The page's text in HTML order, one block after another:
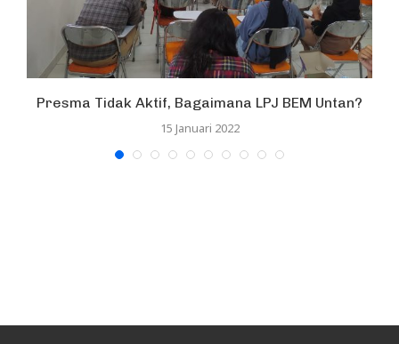
Presma Tidak Aktif, Bagaimana LPJ BEM Untan?
15 Januari 2022